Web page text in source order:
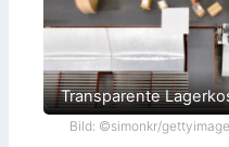
Transparente
Bild: ©simonkr/